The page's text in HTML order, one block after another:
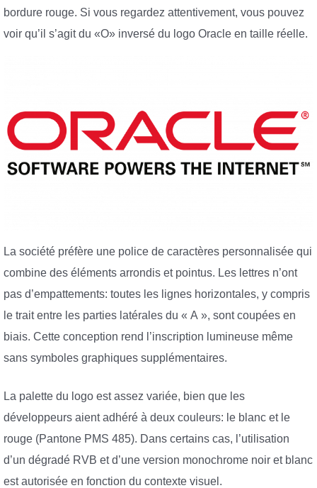
bordure rouge. Si vous regardez attentivement, vous pouvez
voir qu’il s’agit du «O» inversé du logo Oracle en taille réelle.
La société préfère une police de caractères personnalisée qui
combine des éléments arrondis et pointus. Les lettres n’ont
pas d’empattements: toutes les lignes horizontales, y compris
le trait entre les parties latérales du « A », sont coupées en
biais. Cette conception rend l’inscription lumineuse même
sans symboles graphiques supplémentaires.
La palette du logo est assez variée, bien que les
développeurs aient adhéré à deux couleurs: le blanc et le
rouge (Pantone PMS 485). Dans certains cas, l’utilisation
d’un dégradé RVB et d’une version monochrome noir et blanc
est autorisée en fonction du contexte visuel.